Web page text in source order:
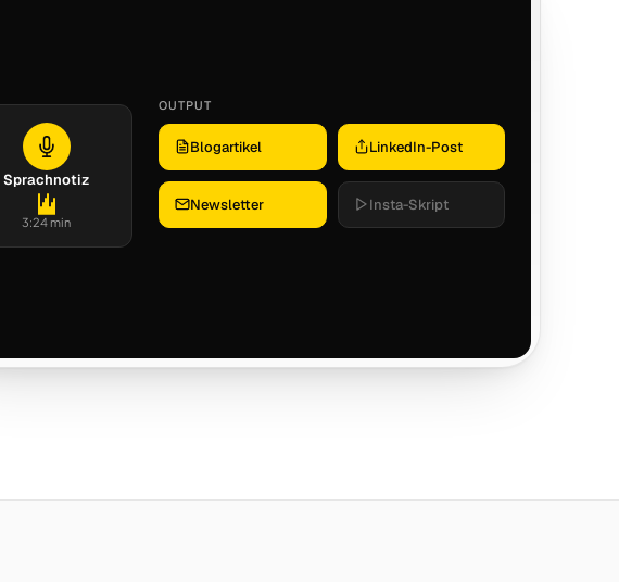
Sprachnotiz
3:24 min
OUTPUT
Blogartikel LinkedIn-Post
Newsletter Insta-Skript